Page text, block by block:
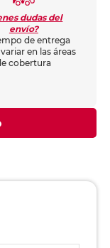
dudas del
envío?
de entrega
en las áreas
cobertura